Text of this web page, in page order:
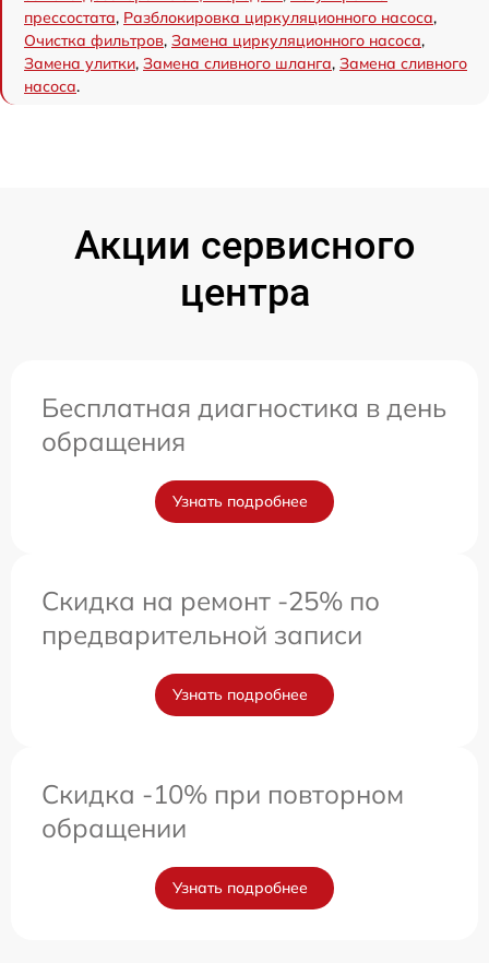
прессостата, Разблокировка циркуляционного насоса,
Очистка фильтров, Замена циркуляционного насоса,
Замена улитки, Замена сливного шланга, Замена сливного
насоса.
Акции сервисного
центра
Бесплатная диагностика в день
обращения
Узнать подробнее
Скидка на ремонт -25% по
предварительной записи
Узнать подробнее
Скидка -10% при повторном
обращении
Узнать подробнее